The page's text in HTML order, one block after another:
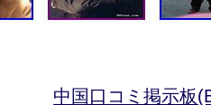
中国口コミ掲示板